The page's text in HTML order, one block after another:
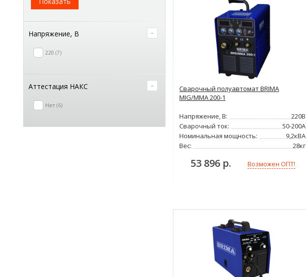
Сварочный полуавтомат BRIMA
MIG/MMA 200-1
Напряжение, В:
220В
Сварочный ток:
50-200А
Номинальная мощность:
9,2кВА
Вес:
28кг
53 896 р. Возможен ОПТ!
Напряжение, В
220 7
Аттестация НАКС
Нет 6